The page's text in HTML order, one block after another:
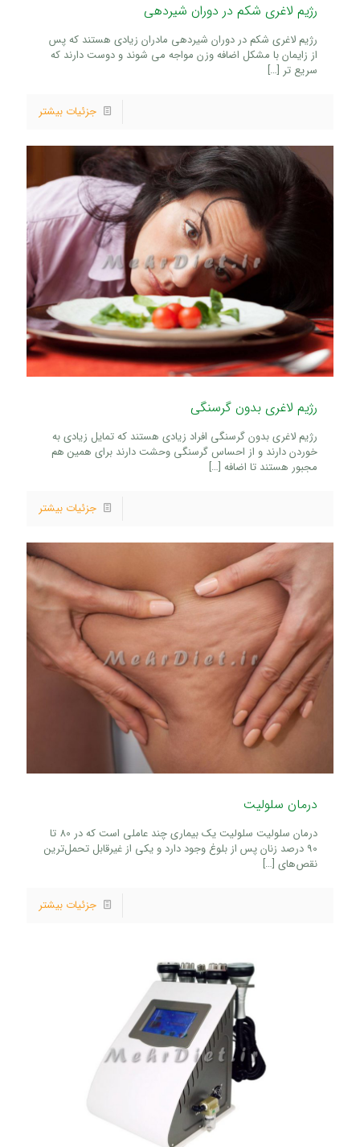
رژیم لاغری شکم در دوران شیردهی
رژیم لاغری شکم در دوران شیردهی مادران زیادی هستند که پس
از زایمان با مشکل اضافه وزن مواجه می شوند و دوست دارند که
سریع تر […]
جزئیات بیشتر
رژیم لاغری بدون گرسنگی
رژیم لاغری بدون گرسنگی افراد زیادی هستند که تمایل زیادی به
خوردن دارند و از احساس گرسنگی وحشت دارند برای همین هم
مجبور هستند تا اضافه […]
جزئیات بیشتر
درمان سلولیت
درمان سلولیت سلولیت یک بیماری چند عاملی است که در 80 تا
90 درصد زنان پس از بلوغ وجود دارد و یکی از غیرقابل تحمل‌ترین
نقص‌های […]
جزئیات بیشتر